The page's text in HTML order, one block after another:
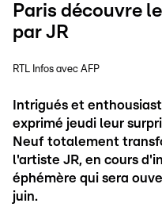
Paris découvre
par JR
RTL Infos avec AFP
Intrigués et
exprimé jeudi leur
Neuf totalement
l'artiste JR, en cours
éphémère qui sera
juin.